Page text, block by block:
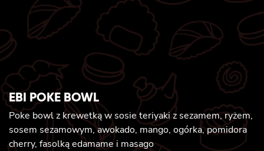
EBI POKE BOWL
Poke bowl z krewetką w sosie teriyaki z sezamem, ryżem,
sosem sezamowym, awokado, mango, ogórka, pomidora
cherry, fasolką edamame i masago